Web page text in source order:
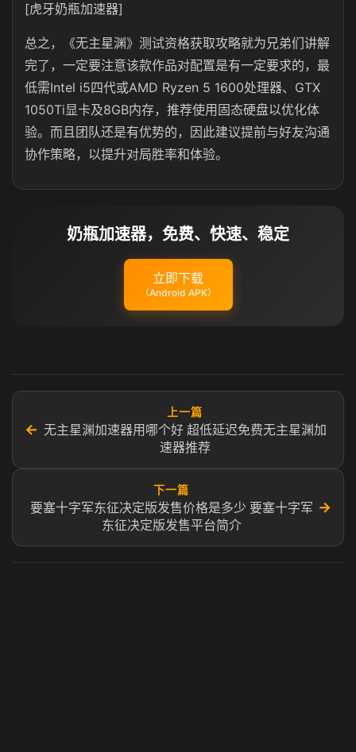
[虎牙奶瓶加速器]
总之，《无主星渊》测试资格获取攻略就为兄弟们讲解
完了，一定要注意该款作品对配置是有一定要求的， 最
低需Intel i5四代或AMD Ryzen 5 1600处理器、GTX
1050Ti显卡及8GB内存，推荐使用固态硬盘以优化体
验。而且团队还是有优势的，因此建议提前与好友沟通
协作策略，以提升对局胜率和体验。
奶瓶加速器，免费、快速、稳定
立即下载
（Android APK）
←
上一篇
无主星渊加速器用哪个好 超低延迟免费无主星渊加
速器推荐
下一篇
要塞十字军东征决定版发售价格是多少 要塞十字军
东征决定版发售平台简介
→